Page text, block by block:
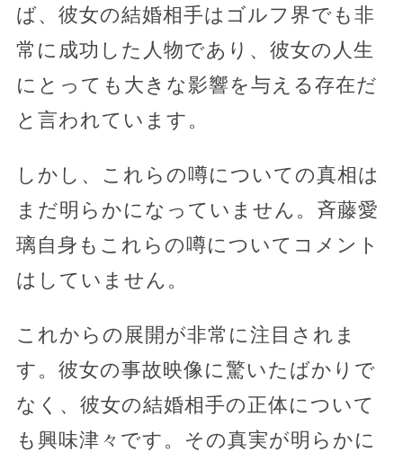
ば、彼女の結婚相手はゴルフ界でも非
常に成功した人物であり、彼女の人生
にとっても大きな影響を与える存在だ
と言われています。
しかし、これらの噂についての真相は
まだ明らかになっていません。斉藤愛
璃自身もこれらの噂についてコメント
はしていません。
これからの展開が非常に注目されま
す。彼女の事故映像に驚いたばかりで
なく、彼女の結婚相手の正体について
も興味津々です。その真実が明らかに